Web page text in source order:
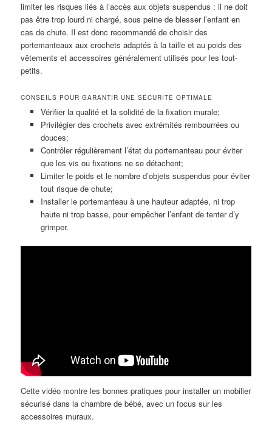
limiter les risques liés à l’accès aux objets suspendus : il ne doit
pas être trop lourd ni chargé, sous peine de blesser l’enfant en
cas de chute. Il est donc recommandé de choisir des
portemanteaux aux crochets adaptés à la taille et au poids des
vêtements et accessoires généralement utilisés pour les tout-
petits.
CONSEILS POUR GARANTIR UNE SÉCURITÉ OPTIMALE
Vérifier la qualité et la solidité de la fixation murale;
Privilégier des crochets avec extrémités rembourrées ou
douces;
Contrôler régulièrement l’état du portemanteau pour éviter
que les vis ou fixations ne se détachent;
Limiter le poids et le nombre d’objets suspendus pour éviter
tout risque de chute;
Installer le portemanteau à une hauteur adaptée, ni trop
haute ni trop basse, pour empêcher l’enfant de tenter d’y
grimper.
Cette vidéo montre les bonnes pratiques pour installer un mobilier
sécurisé dans la chambre de bébé, avec un focus sur les
accessoires muraux.